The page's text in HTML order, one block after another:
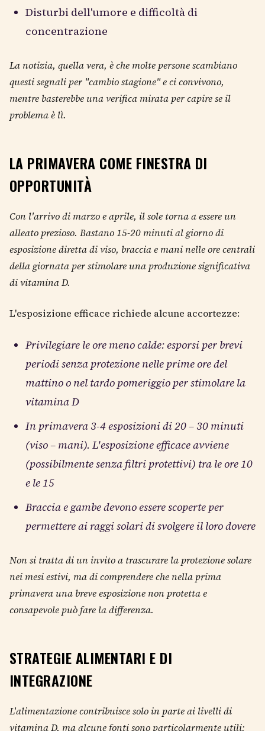
Disturbi dell'umore e difficoltà di
concentrazione
La notizia, quella vera, è che molte persone scambiano
questi segnali per "cambio stagione" e ci convivono,
mentre basterebbe una verifica mirata per capire se il
problema è lì.
LA PRIMAVERA COME FINESTRA DI
OPPORTUNITÀ
Con l'arrivo di marzo e aprile, il sole torna a essere un
alleato prezioso. Bastano 15-20 minuti al giorno di
esposizione diretta di viso, braccia e mani nelle ore centrali
della giornata per stimolare una produzione significativa
di vitamina D.
L'esposizione efficace richiede alcune accortezze:
Privilegiare le ore meno calde: esporsi per brevi
periodi senza protezione nelle prime ore del
mattino o nel tardo pomeriggio per stimolare la
vitamina D
In primavera 3-4 esposizioni di 20 – 30 minuti
(viso – mani). L'esposizione efficace avviene
(possibilmente senza filtri protettivi) tra le ore 10
e le 15
Braccia e gambe devono essere scoperte per
permettere ai raggi solari di svolgere il loro dovere
Non si tratta di un invito a trascurare la protezione solare
nei mesi estivi, ma di comprendere che nella prima
primavera una breve esposizione non protetta e
consapevole può fare la differenza.
STRATEGIE ALIMENTARI E DI
INTEGRAZIONE
L'alimentazione contribuisce solo in parte ai livelli di
vitamina D, ma alcune fonti sono particolarmente utili: